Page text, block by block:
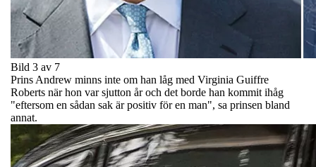
Bild 3 av 7
Prins Andrew minns inte om han låg med Virginia Guiffre
Roberts när hon var sjutton år och det borde han kommit ihåg
"eftersom en sådan sak är positiv för en man", sa prinsen bland
annat.